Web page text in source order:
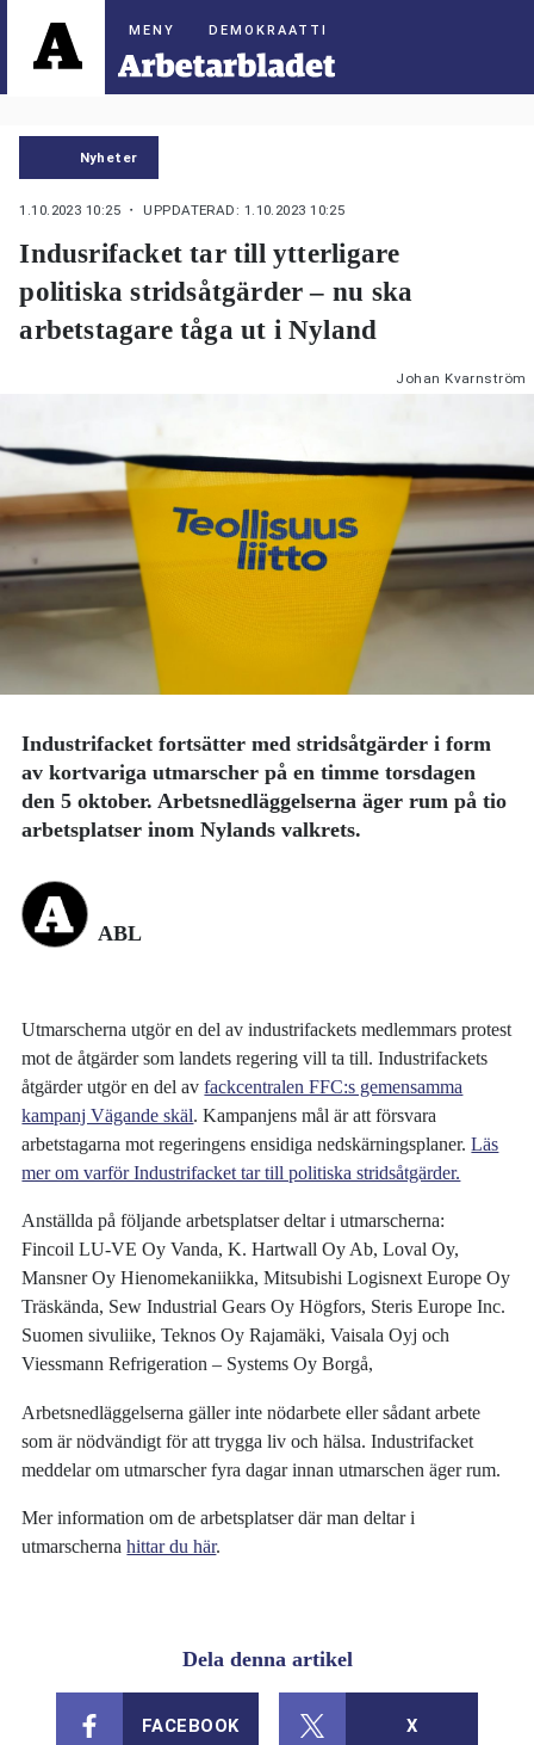
DEMOKRAATTI
Nyheter
1.10.2023 10:25 ・ UPPDATERAD: 1.10.2023 10:25
Indusrifacket tar till ytterligare
politiska stridsåtgärder – nu ska
arbetstagare tåga ut i Nyland
Johan Kvarnström
Industrifacket fortsätter med stridsåtgärder i form
av kortvariga utmarscher på en timme torsdagen
den 5 oktober. Arbetsnedläggelserna äger rum på tio
arbetsplatser inom Nylands valkrets.
ABL
Utmarscherna utgör en del av industrifackets medlemmars protest
mot de åtgärder som landets regering vill ta till. Industrifackets
åtgärder utgör en del avfackcentralen FFC:s gemensamma
kampanj Vägande skäl. Kampanjens mål är att försvara
arbetstagarna mot regeringens ensidiga nedskärningsplaner.Läs
mer om varför Industrifacket tar till politiska stridsåtgärder.
Anställda på följande arbetsplatser deltar i utmarscherna:
Fincoil LU-VE Oy Vanda, K. Hartwall Oy Ab, Loval Oy,
Mansner Oy Hienomekaniikka, Mitsubishi Logisnext Europe Oy
Träskända, Sew Industrial Gears Oy Högfors, Steris Europe Inc.
Suomen sivuliike, Teknos Oy Rajamäki, Vaisala Oyj och
Viessmann Refrigeration – Systems Oy Borgå,
Arbetsnedläggelserna gäller inte nödarbete eller sådant arbete
som är nödvändigt för att trygga liv och hälsa. Industrifacket
meddelar om utmarscher fyra dagar innan utmarschen äger rum.
Mer information om de arbetsplatser där man deltar i
utmarschernahittar du här.
Dela denna artikel
FACEBOOK X